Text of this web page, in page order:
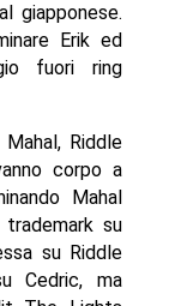
giapponese.
Erik ed
fuori ring
Riddle
corpo a
Mahal
su
su Riddle
Cedric, ma